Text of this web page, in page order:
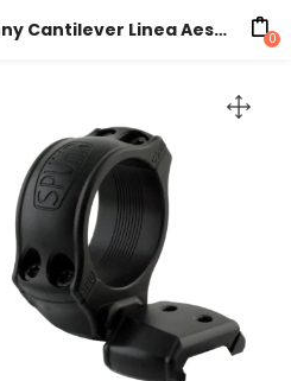
SPUHR Anelli Picatinny Cantilever Linea Aesthetic per Tubo da 34 mm – H30/1.18″ (HPC40-30A) 0